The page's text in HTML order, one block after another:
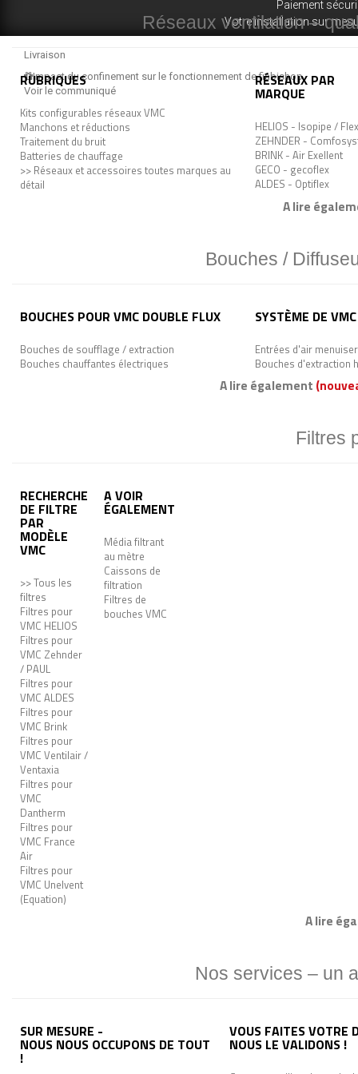
Réseaux ventilation –
RUBRIQUES
Kits configurables réseaux VMC
Manchons et réductions
Traitement du bruit
Batteries de chauffage
>> Réseaux et accessoires toutes marques au
détail
RÉSEAUX PAR
MARQUE
HELIOS - Isopipe /
ZEHNDER -
BRINK - Air Exellent
GECO - gecoflex
ALDES - Optiflex
A lire
Bouches /
BOUCHES POUR VMC DOUBLE FLUX
Bouches de soufflage / extraction
Bouches chauffantes électriques
SYSTÈME DE
Entrées d'air
Bouches d'extraction
A lire également
Filtres
RECHERCHE
DE FILTRE
PAR
MODÈLE
VMC
>> Tous les
filtres
Filtres pour
VMC HELIOS
Filtres pour
VMC Zehnder
/ PAUL
Filtres pour
VMC ALDES
Filtres pour
VMC Brink
Filtres pour
VMC Ventilair /
Ventaxia
Filtres pour
VMC
Dantherm
Filtres pour
VMC France
Air
Filtres pour
VMC Unelvent
(Equation)
A VOIR
ÉGALEMENT
Média filtrant
au mètre
Caissons de
filtration
Filtres de
bouches VMC
A lire
Nos services – un
SUR MESURE -
NOUS NOUS OCCUPONS DE TOUT
!
VOUS FAITES VOTRE
NOUS LE VALIDONS !
Paiement
Votre installation sur
Livraison
Impact du confinement sur le fonctionnement de fiabishop
Voir le communiqué